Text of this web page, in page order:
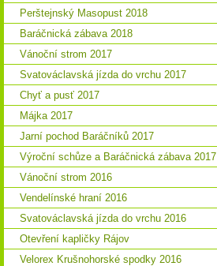
Perštejnský Masopust 2018
Baráčnická zábava 2018
Vánoční strom 2017
Svatováclavská jízda do vrchu 2017
Chyť a pusť 2017
Májka 2017
Jarní pochod Baráčníků 2017
Výroční schůze a Baráčnická zábava 2017
Vánoční strom 2016
Vendelínské hraní 2016
Svatováclavská jízda do vrchu 2016
Otevření kapličky Rájov
Velorex Krušnohorské spodky 2016